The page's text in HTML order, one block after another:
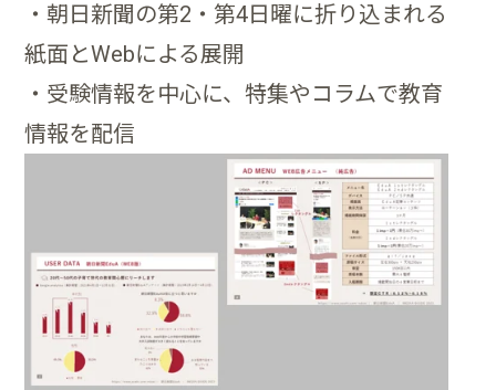
・朝日新聞の第2・第4日曜に折り込まれる
紙面とWebによる展開
・受験情報を中心に、特集やコラムで教育
情報を配信